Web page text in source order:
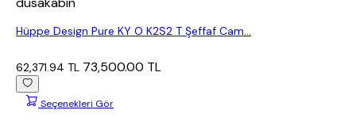
Hüppe Design Pure KY O K2S2 T Şeffaf Cam...
62,371.94 TL 73,500.00 TL
Seçenekleri Gör